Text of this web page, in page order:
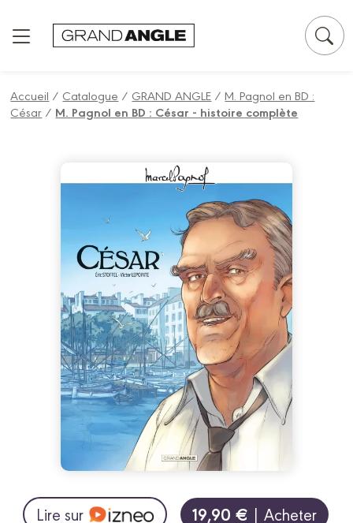
Accueil / Catalogue / GRAND ANGLE /M. Pagnol en BD :
César / M. Pagnol en BD : César - histoire complète
Lire sur 19,90 € | Acheter